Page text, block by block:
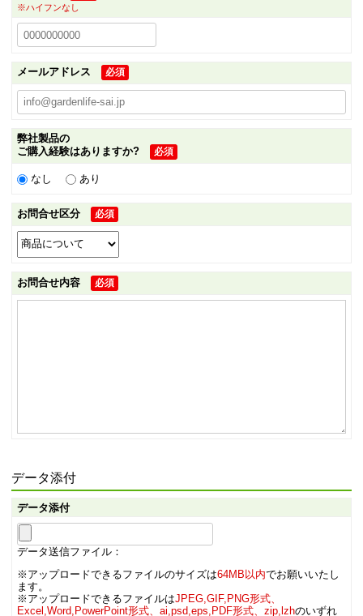
※ハイフンなし
メールアドレス 必須
弊社製品の
ご購入経験はありますか?
必須
なし あり
お問合せ区分 必須
お問合せ内容 必須
データ添付
データ添付
データ送信ファイル：
※アップロードできるファイルのサイズは64MB以内でお願いいたし
ます。
※アップロードできるファイルはJPEG,GIF,PNG形式、
Excel,Word,PowerPoint形式、ai,psd,eps,PDF形式、zip,lzhのいずれ